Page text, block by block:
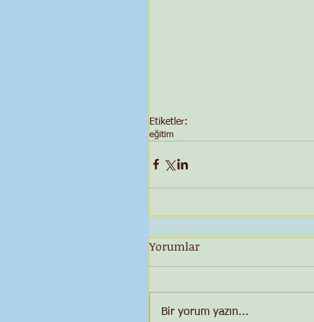
Etiketler:
eğitim
Yorumlar
Bir yorum yazın...